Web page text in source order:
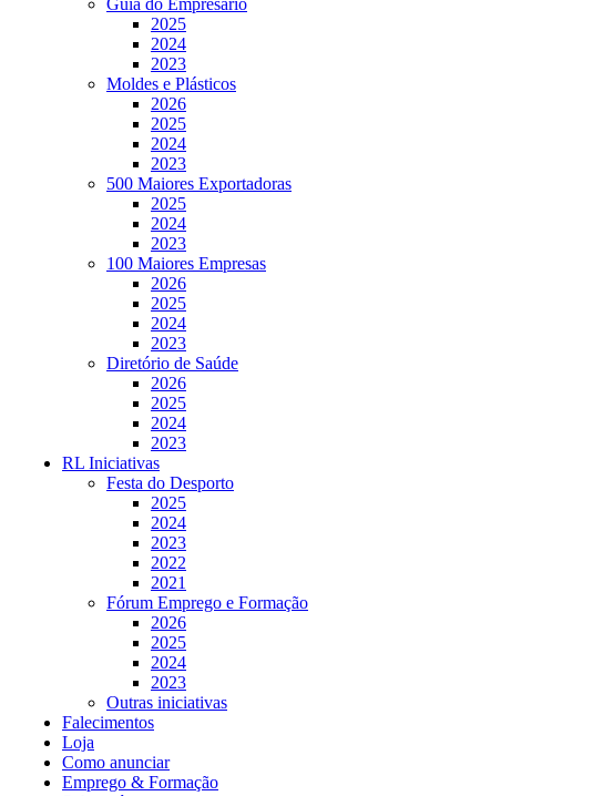
2025
2024
2023
Moldes e Plásticos
2026
2025
2024
2023
500 Maiores Exportadoras
2025
2024
2023
100 Maiores Empresas
2026
2025
2024
2023
Diretório de Saúde
2026
2025
2024
2023
RL Iniciativas
Festa do Desporto
2025
2024
2023
2022
2021
Fórum Emprego e Formação
2026
2025
2024
2023
Outras iniciativas
Falecimentos
Loja
Como anunciar
Emprego & Formação